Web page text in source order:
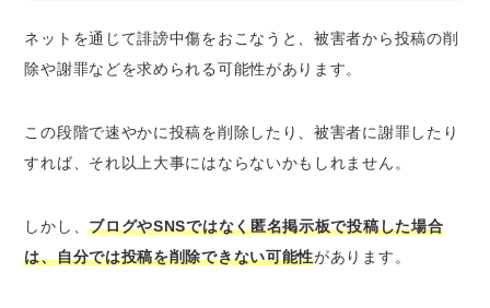
ネットを通じて誹謗中傷をおこなうと、被害者から投稿の削
除や謝罪などを求められる可能性があります。
この段階で速やかに投稿を削除したり、被害者に謝罪したり
すれば、それ以上大事にはならないかもしれません。
しかし、ブログやSNSではなく匿名掲示板で投稿した場合
は、自分では投稿を削除できない可能性があります。